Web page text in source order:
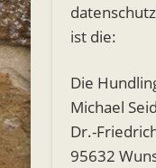
ist die:
Die
Michael
Dr.-
95632